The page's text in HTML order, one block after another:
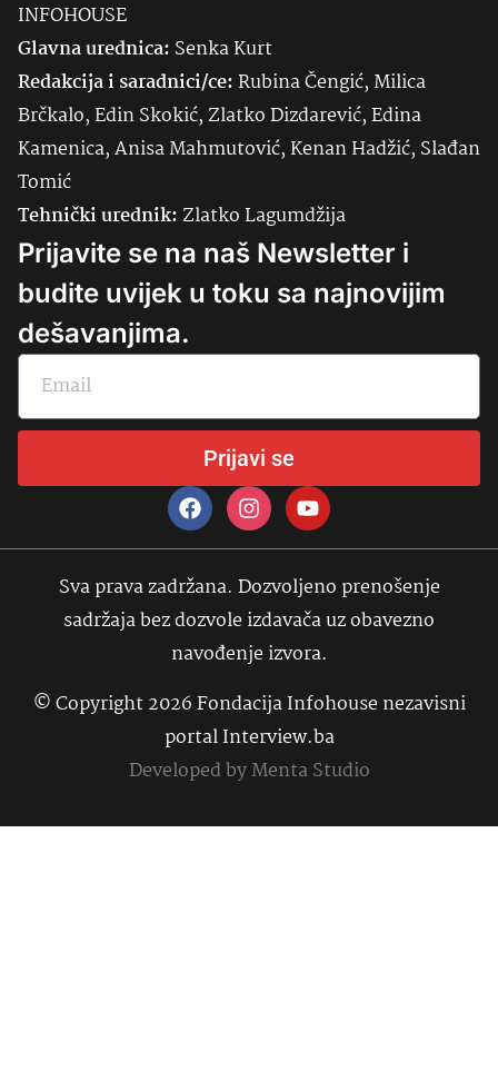
INFOHOUSE
Glavna urednica: SenkaKurt
Redakcija i saradnici/ce:Rubina Čengić, Milica
Brčkalo, Edin Skokić, Zlatko Dizdarević, Edina
Kamenica, Anisa Mahmutović, Kenan Hadžić, Slađan
Tomić
Tehnički urednik:Zlatko Lagumdžija
Prijavite se na naš Newsletter i
budite uvijek u toku sa najnovijim
dešavanjima.
Prijavi se
Sva prava zadržana. Dozvoljeno prenošenje
sadržaja bez dozvole izdavača uz obavezno
navođenje izvora.
© Copyright 2026 Fondacija Infohouse nezavisni
portal Interview.ba
Developed byMenta Studio